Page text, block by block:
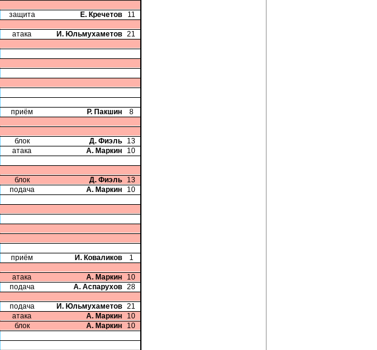
защита Е. Кречетов
11
атака И. Юльмухаметов 21
приём Р. Пакшин
8
блок Д. Фиэль
13
атака А. Маркин
10
блок Д. Фиэль
13
подача А. Маркин
10
приём И. Коваликов
1
атака А. Маркин
10
подача А. Аспарухов 28
подача И. Юльмухаметов 21
атака А. Маркин
10
блок А. Маркин
10